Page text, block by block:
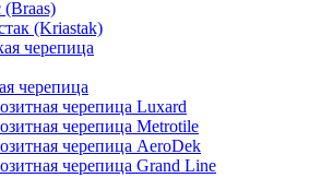
(Braas)
(Kriastak)
черепица
черепица
черепица Luxard
черепица Metrotile
черепица AeroDek
черепица Grand Line